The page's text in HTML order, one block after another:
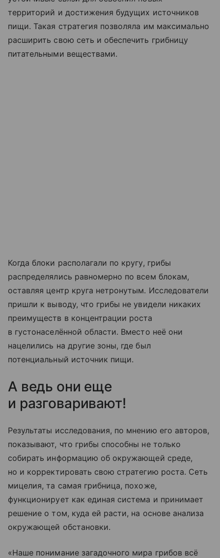
территорий и достижения будущих источников
пищи. Такая стратегия позволяла им максимально
расширить свою сеть и обеспечить грибницу
питательными веществами.
Когда блоки располагали по кругу, грибы
распределялись равномерно по всем блокам,
оставляя центр круга нетронутым. Исследователи
пришли к выводу, что грибы не увидели никаких
преимуществ в концентрации роста
в густонаселённой области. Вместо неё они
нацелились на другие зоны, где был
потенциальный источник пищи.
А ведь они еще
и разговаривают!
Результаты исследования, по мнению его авторов,
показывают, что грибы способны не только
собирать информацию об окружающей среде,
но и корректировать свою стратегию роста. Сеть
мицелия, та самая грибница, похоже,
функционирует как единая система и принимает
решение о том, куда ей расти, на основе анализа
окружающей обстановки.
«Наше понимание загадочного мира грибов всё